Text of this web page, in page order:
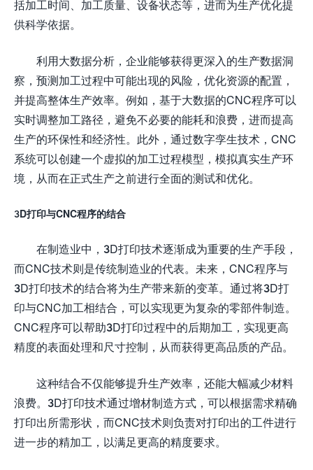
括加工时间、加工质量、设备状态等，进而为生产优化提
供科学依据。
利用大数据分析，企业能够获得更深入的生产数据洞
察，预测加工过程中可能出现的风险，优化资源的配置，
并提高整体生产效率。例如，基于大数据的CNC程序可以
实时调整加工路径，避免不必要的能耗和浪费，进而提高
生产的环保性和经济性。此外，通过数字孪生技术，CNC
系统可以创建一个虚拟的加工过程模型，模拟真实生产环
境，从而在正式生产之前进行全面的测试和优化。
3D打印与CNC程序的结合
在制造业中，3D打印技术逐渐成为重要的生产手段，
而CNC技术则是传统制造业的代表。未来，CNC程序与
3D打印技术的结合将为生产带来新的变革。通过将3D打
印与CNC加工相结合，可以实现更为复杂的零部件制造。
CNC程序可以帮助3D打印过程中的后期加工，实现更高
精度的表面处理和尺寸控制，从而获得更高品质的产品。
这种结合不仅能够提升生产效率，还能大幅减少材料
浪费。3D打印技术通过增材制造方式，可以根据需求精确
打印出所需形状，而CNC技术则负责对打印出的工件进行
进一步的精加工，以满足更高的精度要求。